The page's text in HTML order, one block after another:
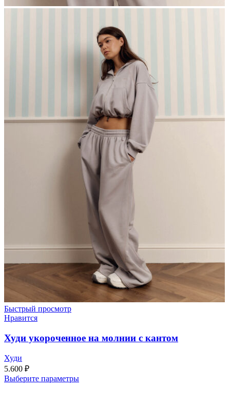
Быстрый просмотр
Нравится
Худи укороченное на молнии с кантом
Худи
5.600 ₽
Выберите параметры